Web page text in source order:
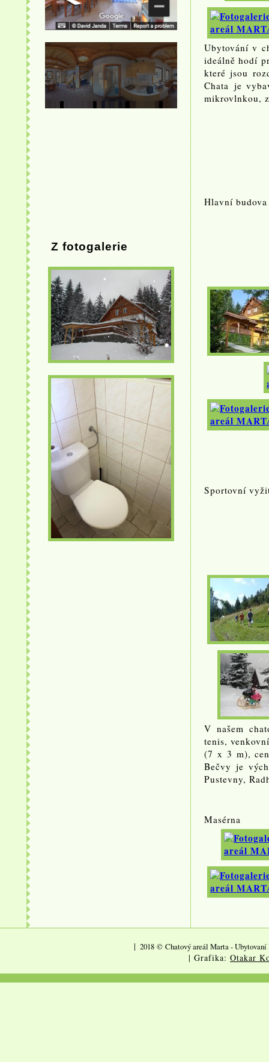
Z fotogalerie
Ubytování v
ideálně hodí
které jsou
Chata je
mikrovlnkou,
Hlavní budova
Sportovní
V našem
tenis,
(7 x 3 m),
Bečvy je
Pustevny,
Masérna
| 2018 © Chatový areál Marta -
| Grafika: Otakar